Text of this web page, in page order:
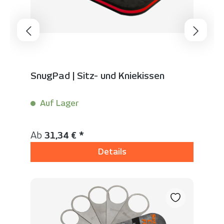
SnugPad | Sitz- und Kniekissen
Auf Lager
Regulärer Preis:
Ab 31,34 € *
Details